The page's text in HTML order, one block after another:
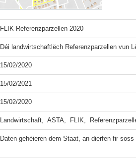
FLIK Referenzparzellen 2020
Déi landwirtschaftlëch Referenzparzellen vun
15/02/2020
15/02/2021
15/02/2020
Landwirtschaft,  ASTA,  FLIK,
Daten gehéieren dem Staat, an dierfen fir